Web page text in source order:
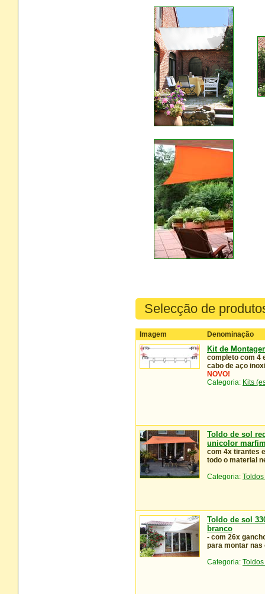
Selecção de
Imagem Denominação
Kit de
completo com 4
cabo de aço
NOVO!
Categoria: Kits
Toldo de sol
unicolor
com 4x tirantes
todo o material
Categoria:
Toldo de sol
branco
- com 26x
para montar nas
Categoria: